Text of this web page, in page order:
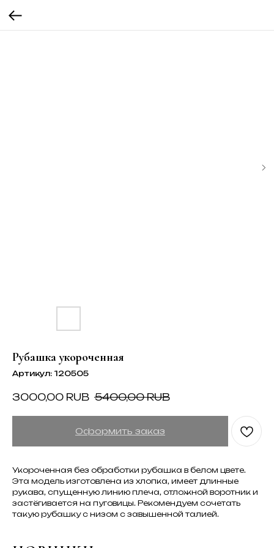
Рубашка укороченная
Артикул: 120505
3000,00 RUB 5400,00 RUB
Оформить заказ
Укороченная без обработки рубашка в белом цвете.
Эта модель изготовлена из хлопка, имеет длинные
рукава, спущенную линию плеча, отложной воротник и
застёгивается на пуговицы. Рекомендуем сочетать
такую рубашку с низом с завышенной талией.